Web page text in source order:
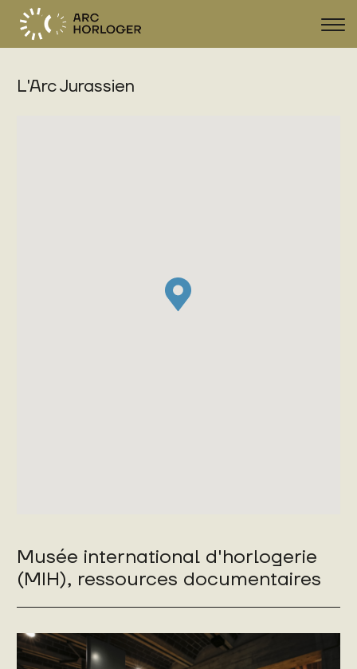
la
L'Arc Jurassien
Musée international d'horlogerie
(MIH), ressources documentaires